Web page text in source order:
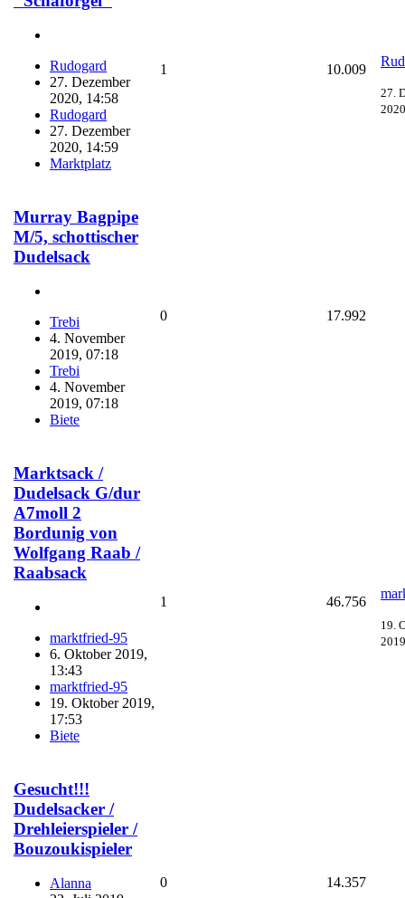
Rudogard
27. Dezember
2020, 14:58
Rudogard
27. Dezember
2020, 14:59
Marktplatz
1 10.009
27.
Murray Bagpipe
M/5, schottischer
Dudelsack
Trebi
4. November
2019, 07:18
Trebi
4. November
2019, 07:18
Biete
0 17.992
Marktsack /
Dudelsack G/dur
A7moll 2
Bordunig von
Wolfgang Raab /
Raabsack
marktfried-95
6. Oktober 2019,
13:43
marktfried-95
19. Oktober 2019,
17:53
Biete
1 46.756
19.
Gesucht!!!
Dudelsacker /
Drehleierspieler /
Bouzoukispieler
Alanna
0 14.357